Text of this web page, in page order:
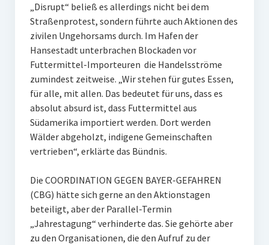
„Disrupt“ beließ es allerdings nicht bei dem
Straßenprotest, sondern führte auch Aktionen des
zivilen Ungehorsams durch. Im Hafen der
Hansestadt unterbrachen Blockaden vor
Futtermittel-Importeuren die Handelsströme
zumindest zeitweise. „Wir stehen für gutes Essen,
für alle, mit allen. Das bedeutet für uns, dass es
absolut absurd ist, dass Futtermittel aus
Südamerika importiert werden. Dort werden
Wälder abgeholzt, indigene Gemeinschaften
vertrieben“, erklärte das Bündnis.
Die COORDINATION GEGEN BAYER-GEFAHREN
(CBG) hätte sich gerne an den Aktionstagen
beteiligt, aber der Parallel-Termin
„Jahrestagung“ verhinderte das. Sie gehörte aber
zu den Organisationen, die den Aufruf zu der